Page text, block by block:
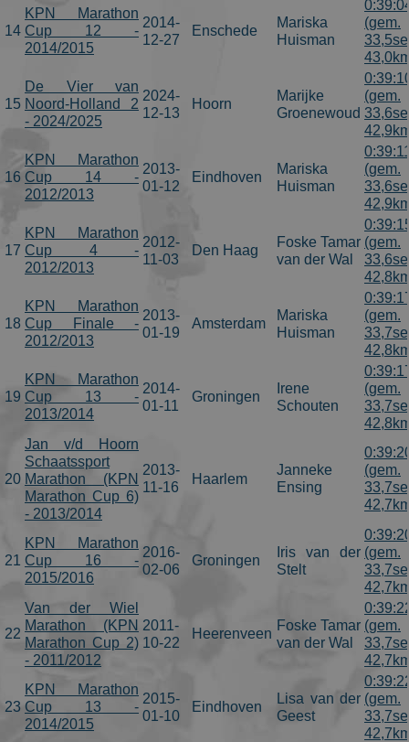
14
KPN Marathon
Cup 12 -
2014/2015
2014-
12-27
Enschede
Mariska
Huisman
(gem.
15
De Vier van
Noord-Holland 2
- 2024/2025
2024-
12-13
Hoorn
Marijke
Groenewoud
(gem.
16
KPN Marathon
Cup 14 -
2012/2013
2013-
01-12
Eindhoven
Mariska
Huisman
(gem.
17
KPN Marathon
Cup 4 -
2012/2013
2012-
11-03
Den Haag
Foske Tamar
van der Wal
(gem.
18
KPN Marathon
Cup Finale -
2012/2013
2013-
01-19
Amsterdam
Mariska
Huisman
(gem.
19
KPN Marathon
Cup 13 -
2013/2014
2014-
01-11
Groningen
Irene
Schouten
(gem.
20
Jan v/d Hoorn
Schaatssport
Marathon (KPN
Marathon Cup 6)
- 2013/2014
2013-
11-16
Haarlem
Janneke
Ensing
(gem.
21
KPN Marathon
Cup 16 -
2015/2016
2016-
02-06
Groningen
Iris van der
Stelt
(gem.
22
Van der Wiel
Marathon (KPN
Marathon Cup 2)
- 2011/2012
2011-
10-22
Heerenveen
Foske Tamar
van der Wal
(gem.
23
KPN Marathon
Cup 13 -
2014/2015
2015-
01-10
Eindhoven
Lisa van der
Geest
(gem.
campaign
data for the
sites
reports. By
default it is
set to expire
after 2 years,
although
this is
customisable
by website
owners.
_gid
Google LLC
1 dag
This cookie
name is
asssociated
with Google
Universal
Analytics.
This appears
to be a new
cookie and
of Spring
2017 no
information
is available
from Google.
It appears to
store and
update a
unique value
for each
visited.
_ga_FJW480MXR8
maand
This cookie is
used by
Google
Analytics to
persist
session state.
Naam Vervaldatum
_gat_gtag_UA_2799470_1 .schaatspeloton.nl 55 seconden